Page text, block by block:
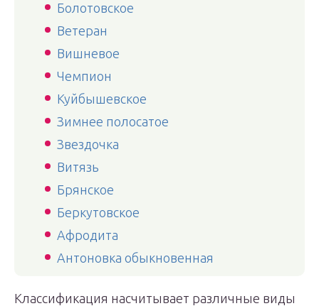
Болотовское
Ветеран
Вишневое
Чемпион
Куйбышевское
Зимнее полосатое
Звездочка
Витязь
Брянское
Беркутовское
Афродита
Антоновка обыкновенная
Классификация насчитывает различные виды